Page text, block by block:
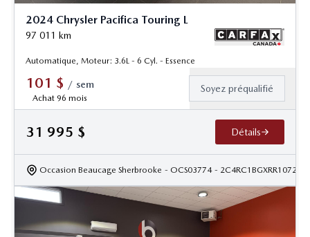
2024 Chrysler Pacifica Touring L
97 011 km
Automatique, Moteur: 3.6L - 6 Cyl. - Essence
101 $ / sem
Achat 96 mois
Soyez préqualifié
31 995 $ Détails
Occasion Beaucage Sherbrooke - OCS03774 - 2C4RC1BGXRR107283